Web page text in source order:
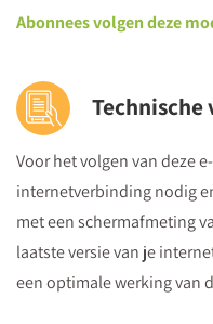
Abonnees volgen deze
Technische
Voor het volgen van deze
internetverbinding nodig
met een schermafmeting
laatste versie van je
een optimale werking van